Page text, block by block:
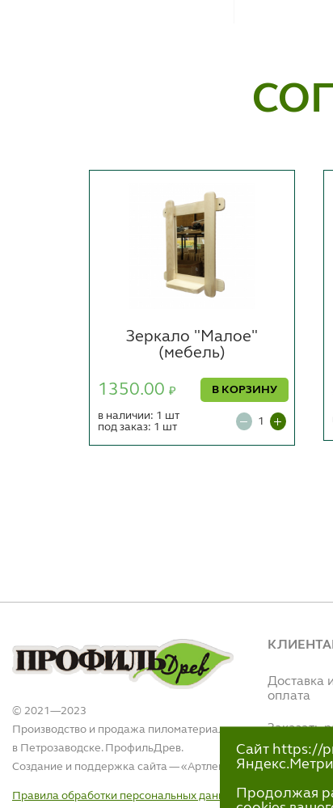
Зеркало "Малое"
(мебель)
1350.00 ₽ В КОРЗИНУ
в наличии: 1 шт
под заказ: 1 шт
© 2021—2023
Производство и продажа пиломатериалов
в Петрозаводске. ПрофильДрев.
Создание и поддержка сайта — «Артлекс
Правила обработки персональных данных
Доставка и
оплата
Заказать
Интернет
+7 (911)-
Сайт https://
Продолжая